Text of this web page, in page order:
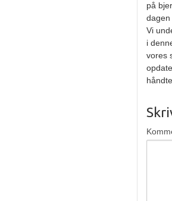
på
Vi
i
vores